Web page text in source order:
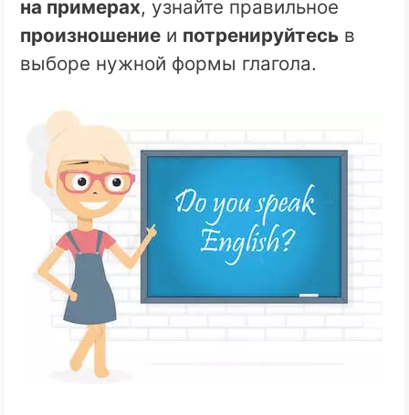
на примерах, узнайте правильное
произношение и потренируйтесь в
выборе нужной формы глагола.